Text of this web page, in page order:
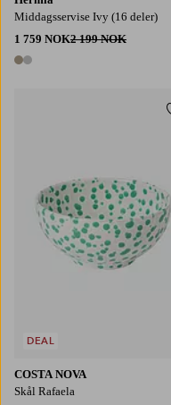
Middagsservise Ivy (16 deler)
1 759 NOK2 199 NOK
2 farger
COSTA NOVA
Skål Rafaela
DEAL